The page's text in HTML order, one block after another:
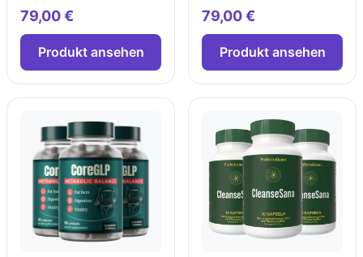
79,00 €
Produkt ansehen
79,00 €
Produkt ansehen